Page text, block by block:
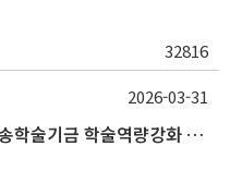
32816
[대학원생]2026학년도 1학기 현송학술기금 학술역량강화 사업 안내
2026-03-31